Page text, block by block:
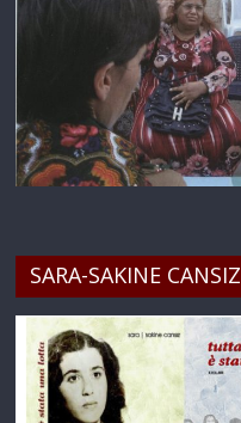
SARA-SAKINE CANSIZ